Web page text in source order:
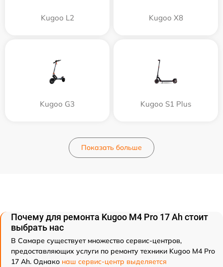
Kugoo L2 Kugoo X8
Kugoo G3 Kugoo S1 Plus
Показать больше
Почему для ремонта Kugoo M4 Pro 17 Ah стоит
выбрать нас
В Самаре существует множество сервис-центров,
предоставляющих услуги по ремонту техники Kugoo M4 Pro
17 Ah. Однако наш сервис-центр выделяется